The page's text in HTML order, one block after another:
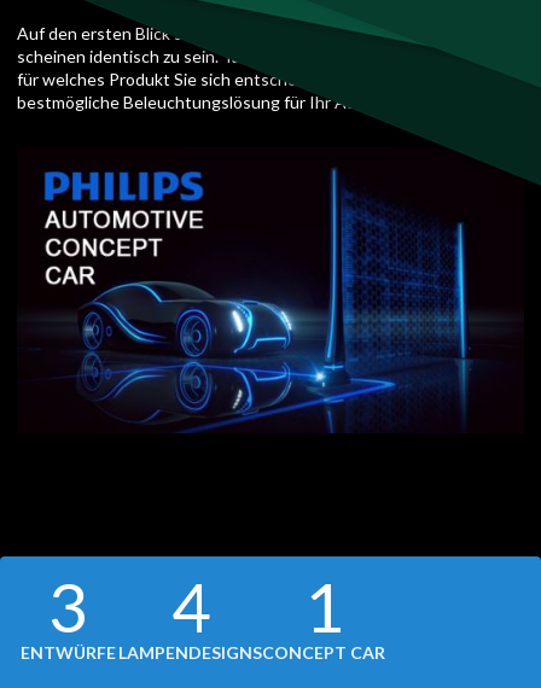
Auf den ersten Blick sehen alle Fahrzeuglampen gleich aus und
scheinen identisch zu sein. Tatsächlich sind sie es aber nicht. Egal,
für welches Produkt Sie sich entscheiden, Philips bietet immer die
bestmögliche Beleuchtungslösung für Ihr Auto.
3
ENTWÜRFE
4
LAMPENDESIGNS
1
CONCEPT CAR